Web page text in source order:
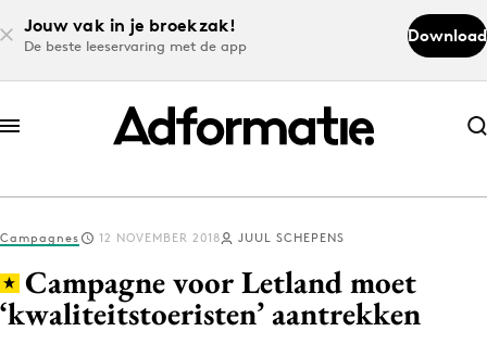
Jouw vak in je broekzak!
De beste leeservaring met de app
Download
Abonneer nu
Abonneer nu
Log in
Campagnes 12 NOVEMBER 2018 JUUL SCHEPENS
Campagne voor Letland moet
‘kwaliteitstoeristen’ aantrekken